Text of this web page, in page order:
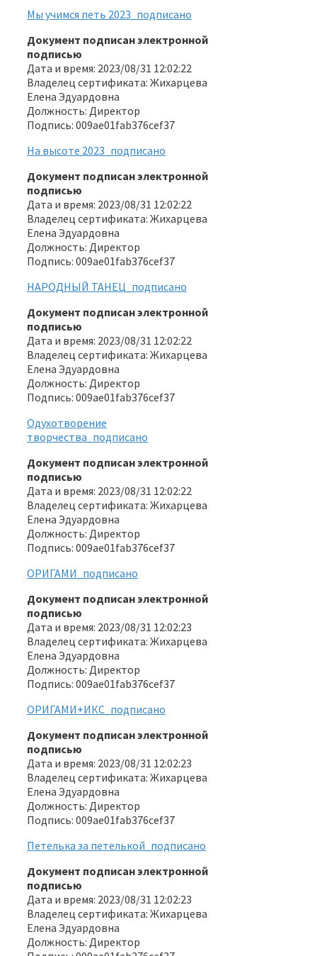
Мы учимся петь 2023_подписано
Документ подписан электронной
подписью
Дата и время: 2023/08/31 12:02:22
Владелец сертификата: Жихарцева
Елена Эдуардовна
Должность: Директор
Подпись: 009ae01fab376cef37
На высоте 2023_подписано
Документ подписан электронной
подписью
Дата и время: 2023/08/31 12:02:22
Владелец сертификата: Жихарцева
Елена Эдуардовна
Должность: Директор
Подпись: 009ae01fab376cef37
НАРОДНЫЙ ТАНЕЦ_подписано
Документ подписан электронной
подписью
Дата и время: 2023/08/31 12:02:22
Владелец сертификата: Жихарцева
Елена Эдуардовна
Должность: Директор
Подпись: 009ae01fab376cef37
Одухотворение
творчества_подписано
Документ подписан электронной
подписью
Дата и время: 2023/08/31 12:02:22
Владелец сертификата: Жихарцева
Елена Эдуардовна
Должность: Директор
Подпись: 009ae01fab376cef37
ОРИГАМИ_подписано
Документ подписан электронной
подписью
Дата и время: 2023/08/31 12:02:23
Владелец сертификата: Жихарцева
Елена Эдуардовна
Должность: Директор
Подпись: 009ae01fab376cef37
ОРИГАМИ+ИКС_подписано
Документ подписан электронной
подписью
Дата и время: 2023/08/31 12:02:23
Владелец сертификата: Жихарцева
Елена Эдуардовна
Должность: Директор
Подпись: 009ae01fab376cef37
Петелька за петелькой_подписано
Документ подписан электронной
подписью
Дата и время: 2023/08/31 12:02:23
Владелец сертификата: Жихарцева
Елена Эдуардовна
Должность: Директор